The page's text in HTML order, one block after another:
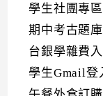
學生社團專區
期中考古題庫
台銀學雜費
學生Gmail登